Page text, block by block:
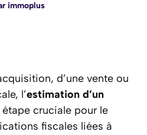
immoplus
d’une vente ou
l’estimation d’un
étape cruciale pour le
fiscales liées à